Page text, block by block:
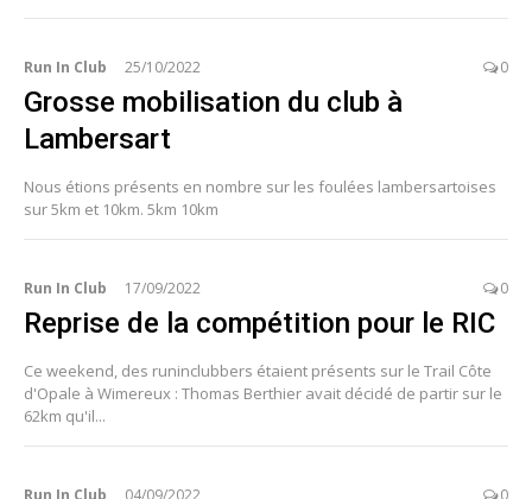
Run In Club 25/10/2022 0
Grosse mobilisation du club à
Lambersart
Nous étions présents en nombre sur les foulées lambersartoises
sur 5km et 10km. 5km 10km
Run In Club 17/09/2022 0
Reprise de la compétition pour le RIC
Ce weekend, des runinclubbers étaient présents sur le Trail Côte
d'Opale à Wimereux : Thomas Berthier avait décidé de partir sur le
62km qu'il...
Run In Club 04/09/2022 0